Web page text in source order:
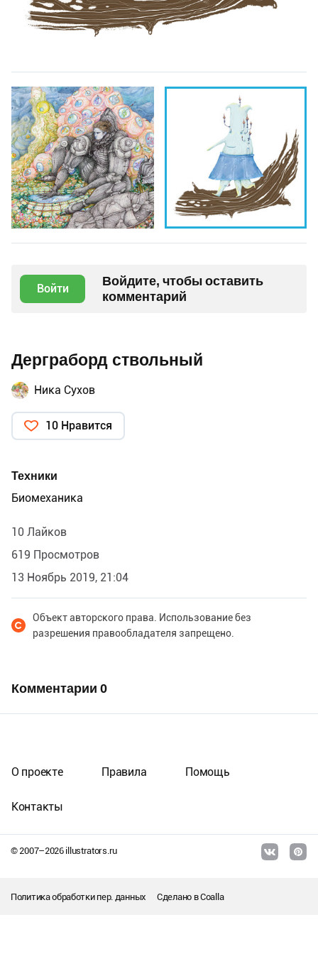
Войти
Войдите, чтобы оставить
комментарий
Дерграборд ствольный
Ника Сухов
10 Нравится
Техники
Биомеханика
10 Лайков
619 Просмотров
13 Ноябрь 2019, 21:04
Объект авторского права. Использование без
разрешения правообладателя запрещено.
Комментарии 0
© 2007–2026illustrators.ru
О проекте Правила Помощь
Контакты
Политика обработки пер. данных Сделано вCoalla